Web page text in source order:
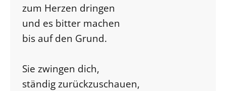
zum Herzen dringen
und es bitter machen
bis auf den Grund.
Sie zwingen dich,
ständig zurückzuschauen,